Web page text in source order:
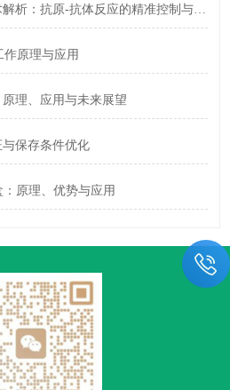
ELISA检测试剂盒核心技术解析：抗原-抗体反应的精准控制与信号放大策略
原理与应用
理、应用与未来展望
保存条件优化
原理、优势与应用